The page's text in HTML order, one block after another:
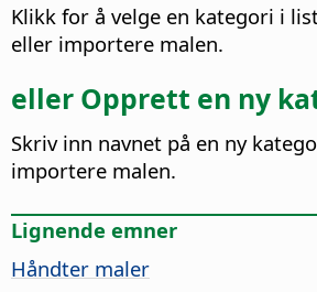
Klikk for å velge en kategori i
eller importere malen.
eller Opprett en ny
Skriv inn navnet på en ny
importere malen.
Lignende emner
Håndter maler